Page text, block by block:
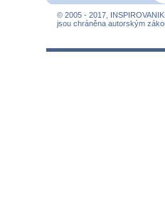
© 2005 - 2017,
jsou chráněna autorským